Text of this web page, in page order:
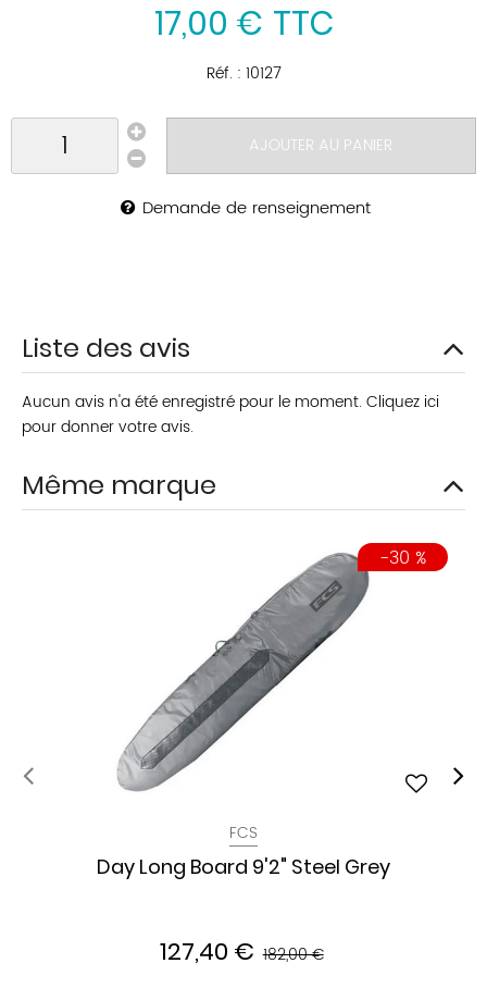
17,00 € TTC
Réf. : 10127
AJOUTER AU PANIER
Demande de renseignement
Liste des avis
Aucun avis n'a été enregistré pour le moment. Cliquez ici
pour donner votre avis.
Même marque
-30 %
FCS
Day Long Board 9'2" Steel Grey
127,40 € 182,00 €